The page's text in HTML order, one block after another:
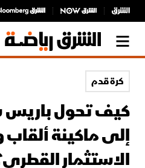
كرة قدم
كيف تحول باريس
إلى ماكينة ألقاب
الاستثمار